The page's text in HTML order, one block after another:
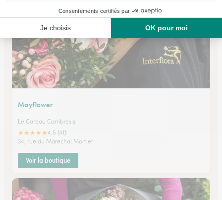
Mayflower
Le Cateau Cambresis
★★★★★4.5 (41)
34, rue du Marechal Mortier
Voir la boutique